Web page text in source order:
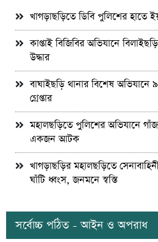
খাগড়াছড়িতে ডিবি পুলিশের হাতে
কাপ্তাই বিজিবির অভিযানে
উদ্ধার
বাঘাইছড়ি থানার বিশেষ
গ্রেপ্তার
মহালছড়িতে পুলিশের অভিযানে
একজন আটক
খাগড়াছড়ির মহালছড়িতে
ঘাঁটি ধ্বংস, জনমনে স্বস্তি
সর্বোচ্চ পঠিত - আইন ও অপরাধ